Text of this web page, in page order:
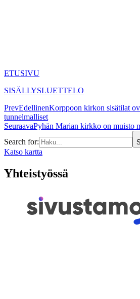
ETUSIVU
SISÄLLYSLUETTELO
PrevEdellinenKorppoon kirkon sisätilat
tunnelmalliset
SeuraavaPyhän Marian kirkko on muisto
Search for:
Katso kartta
Yhteistyössä